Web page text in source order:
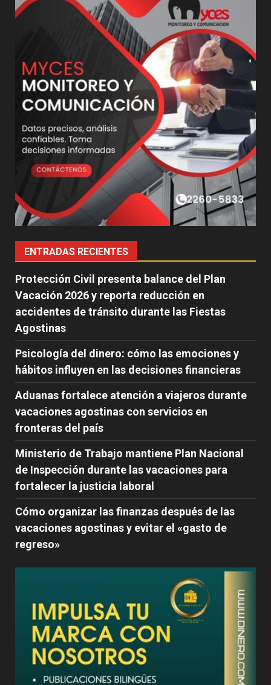
ENTRADAS RECIENTES
Protección Civil presenta balance del Plan
Vacación 2026 y reporta reducción en
accidentes de tránsito durante las Fiestas
Agostinas
Psicología del dinero: cómo las emociones y
hábitos influyen en las decisiones financieras
Aduanas fortalece atención a viajeros durante
vacaciones agostinas con servicios en
fronteras del país
Ministerio de Trabajo mantiene Plan Nacional
de Inspección durante las vacaciones para
fortalecer la justicia laboral
Cómo organizar las finanzas después de las
vacaciones agostinas y evitar el «gasto de
regreso»